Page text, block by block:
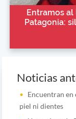
Entramos
Patagonia:
Noticias
Encuentran
piel ni dientes